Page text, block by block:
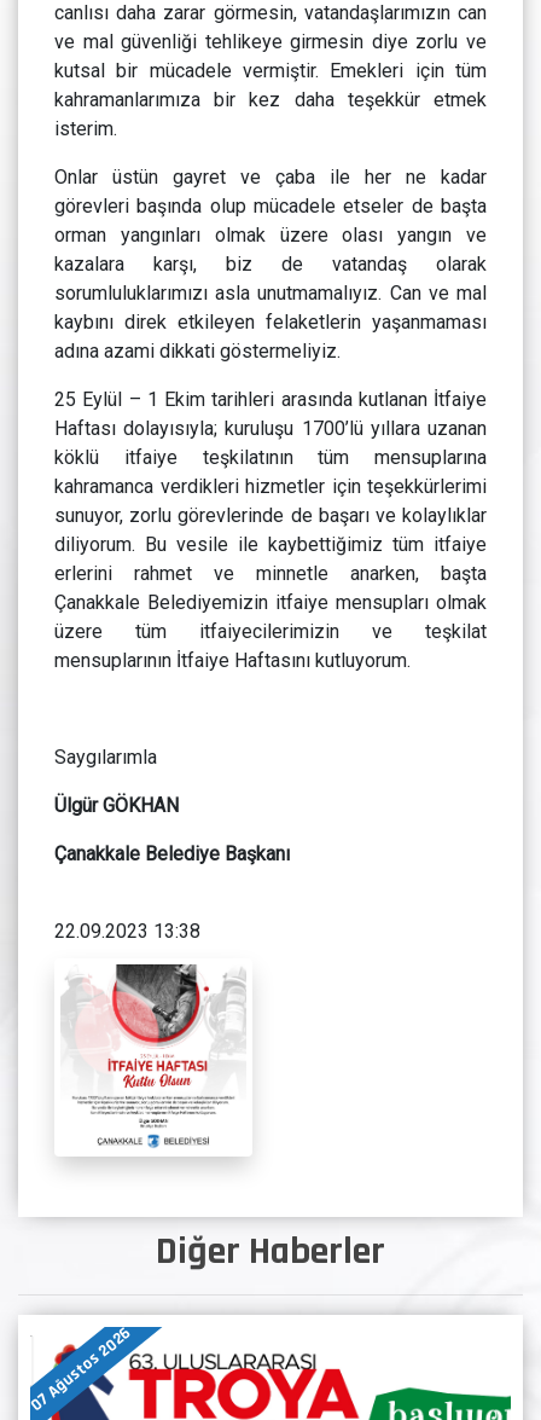
Diğer Haberler
07 Ağustos 2026
canlısı daha zarar görmesin, vatandaşlarımızın can
ve mal güvenliği tehlikeye girmesin diye zorlu ve
kutsal bir mücadele vermiştir. Emekleri için tüm
kahramanlarımıza bir kez daha teşekkür etmek
isterim.
Onlar üstün gayret ve çaba ile her ne kadar
görevleri başında olup mücadele etseler de başta
orman yangınları olmak üzere olası yangın ve
kazalara karşı, biz de vatandaş olarak
sorumluluklarımızı asla unutmamalıyız. Can ve mal
kaybını direk etkileyen felaketlerin yaşanmaması
adına azami dikkati göstermeliyiz.
25 Eylül – 1 Ekim tarihleri arasında kutlanan İtfaiye
Haftası dolayısıyla; kuruluşu 1700’lü yıllara uzanan
köklü itfaiye teşkilatının tüm mensuplarına
kahramanca verdikleri hizmetler için teşekkürlerimi
sunuyor, zorlu görevlerinde de başarı ve kolaylıklar
diliyorum. Bu vesile ile kaybettiğimiz tüm itfaiye
erlerini rahmet ve minnetle anarken, başta
Çanakkale Belediyemizin itfaiye mensupları olmak
üzere tüm itfaiyecilerimizin ve teşkilat
mensuplarının İtfaiye Haftasını kutluyorum.
Saygılarımla
Ülgür GÖKHAN
Çanakkale Belediye Başkanı
22.09.2023 13:38